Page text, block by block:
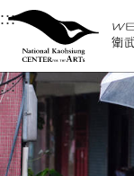
衛武營國家
中央內容區塊，為本
:::選單連結區塊
衛武營國
:::中央內容區塊